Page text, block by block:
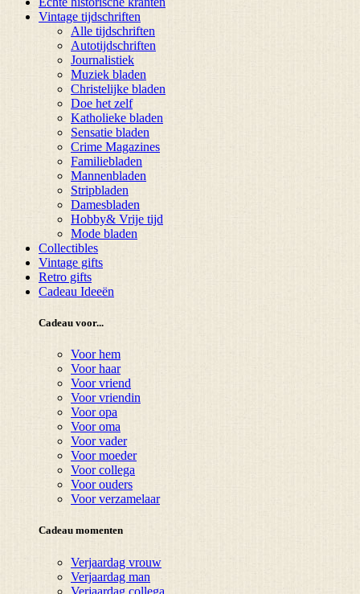
Vintage tijdschriften
Alle tijdschriften
Autotijdschriften
Journalistiek
Muziek bladen
Christelijke bladen
Doe het zelf
Katholieke bladen
Sensatie bladen
Crime Magazines
Familiebladen
Mannenbladen
Stripbladen
Damesbladen
Hobby& Vrije tijd
Mode bladen
Collectibles
Vintage gifts
Retro gifts
Cadeau Ideeën
Cadeau voor...
Voor hem
Voor haar
Voor vriend
Voor vriendin
Voor opa
Voor oma
Voor vader
Voor moeder
Voor collega
Voor ouders
Voor verzamelaar
Cadeau momenten
Verjaardag vrouw
Verjaardag man
Verjaardag collega